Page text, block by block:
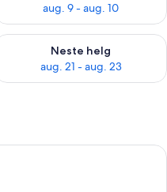
aug. 9 - aug. 10
aug. 14 - aug. 16
Neste helg
aug. 21 - aug. 23
tilgjengelighet for
(inkludert), hårføner,